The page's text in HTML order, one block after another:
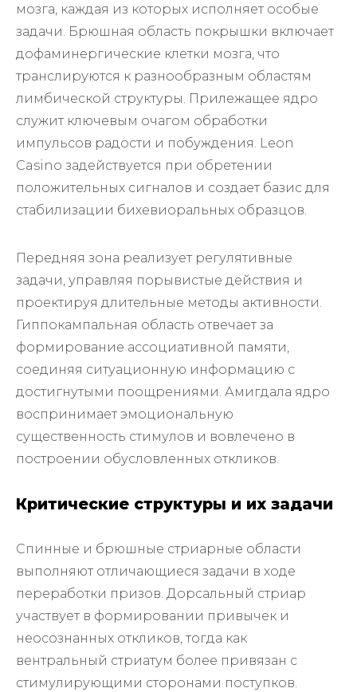
мозга, каждая из которых исполняет особые
задачи. Брюшная область покрышки включает
дофаминергические клетки мозга, что
транслируются к разнообразным областям
лимбической структуры. Прилежащее ядро
служит ключевым очагом обработки
импульсов радости и побуждения. Leon
Casino задействуется при обретении
положительных сигналов и создает базис для
стабилизации бихевиоральных образцов.
Передняя зона реализует регулятивные
задачи, управляя порывистые действия и
проектируя длительные методы активности.
Гиппокампальная область отвечает за
формирование ассоциативной памяти,
соединяя ситуационную информацию с
достигнутыми поощрениями. Амигдала ядро
воспринимает эмоциональную
существенность стимулов и вовлечено в
построении обусловленных откликов.
Критические структуры и их задачи
Спинные и брюшные стриарные области
выполняют отличающиеся задачи в ходе
переработки призов. Дорсальный стриар
участвует в формировании привычек и
неосознанных откликов, тогда как
вентральный стриатум более привязан с
стимулирующими сторонами поступков.